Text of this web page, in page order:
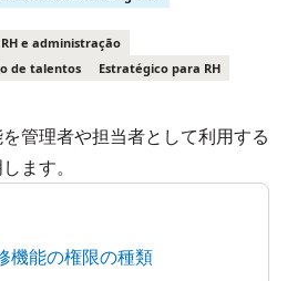
e administração
de talentos
Estratégico para RH
管理者や担当者として利用する
ます。
機能の権限の種類